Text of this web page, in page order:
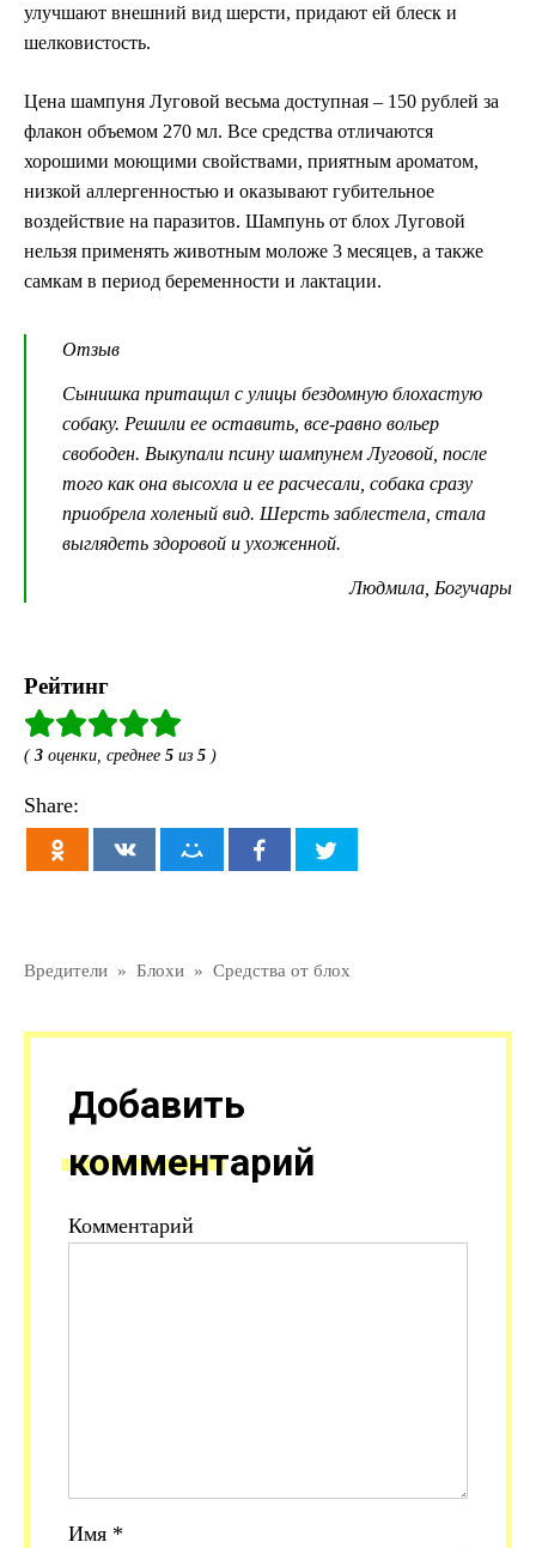
улучшают внешний вид шерсти, придают ей блеск и
шелковистость.
Цена шампуня Луговой весьма доступная – 150 рублей за
флакон объемом 270 мл. Все средства отличаются
хорошими моющими свойствами, приятным ароматом,
низкой аллергенностью и оказывают губительное
воздействие на паразитов. Шампунь от блох Луговой
нельзя применять животным моложе 3 месяцев, а также
самкам в период беременности и лактации.
Отзыв
Сынишка притащил с улицы бездомную блохастую
собаку. Решили ее оставить, все-равно вольер
свободен. Выкупали псину шампунем Луговой, после
того как она высохла и ее расчесали, собака сразу
приобрела холеный вид. Шерсть заблестела, стала
выглядеть здоровой и ухоженной.
Людмила, Богучары
Рейтинг
(3 оценки, среднее 5 из 5 )
Share:
Вредители » Блохи » Средства от блох
Добавить
комментарий
Комментарий
Имя *